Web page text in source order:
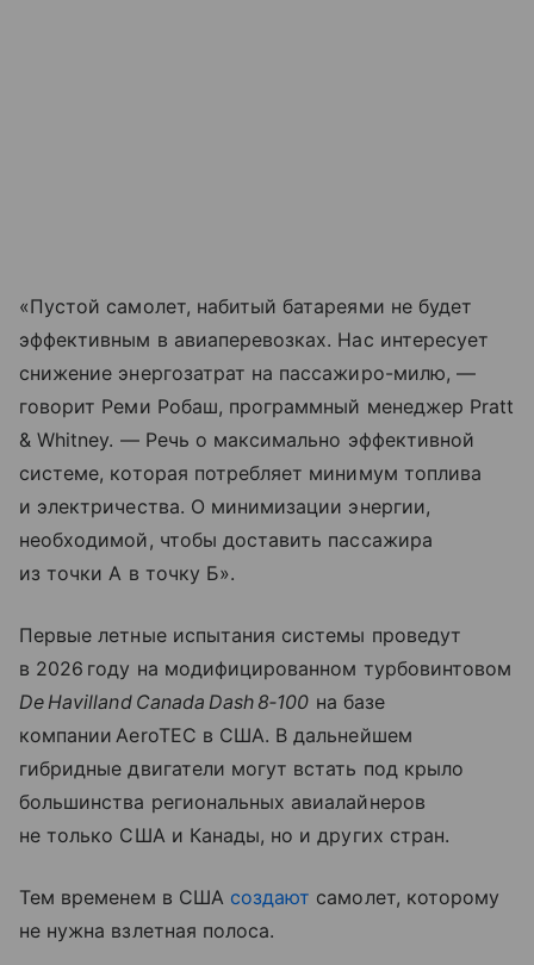
«Пустой самолет, набитый батареями не будет
эффективным в авиаперевозках. Нас интересует
снижение энергозатрат на пассажиро-милю, —
говорит Реми Робаш, программный менеджер Pratt
& Whitney. — Речь о максимально эффективной
системе, которая потребляет минимум топлива
и электричества. О минимизации энергии,
необходимой, чтобы доставить пассажира
из точки А в точку Б».
Первые летные испытания системы проведут
в 2026 году на модифицированном турбовинтовом
De Havilland Canada Dash 8‑100 на базе
компании AeroTEC в США. В дальнейшем
гибридные двигатели могут встать под крыло
большинства региональных авиалайнеров
не только США и Канады, но и других стран.
Тем временем в США создают самолет, которому
не нужна взлетная полоса.